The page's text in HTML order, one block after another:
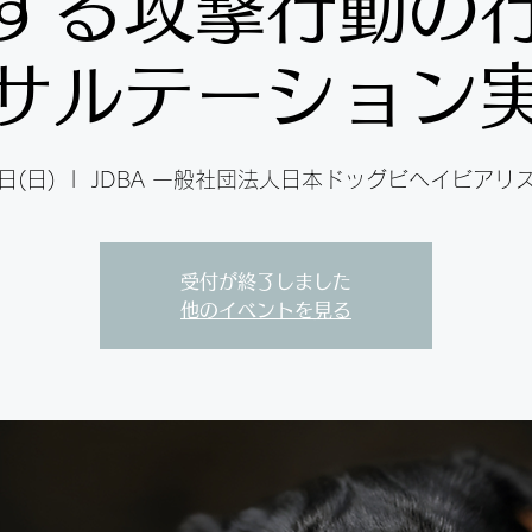
ルテーション
(日) JDBA 一般社団法人日本ドッグビヘイビアリ
受付が終了しました
他のイベントを見る